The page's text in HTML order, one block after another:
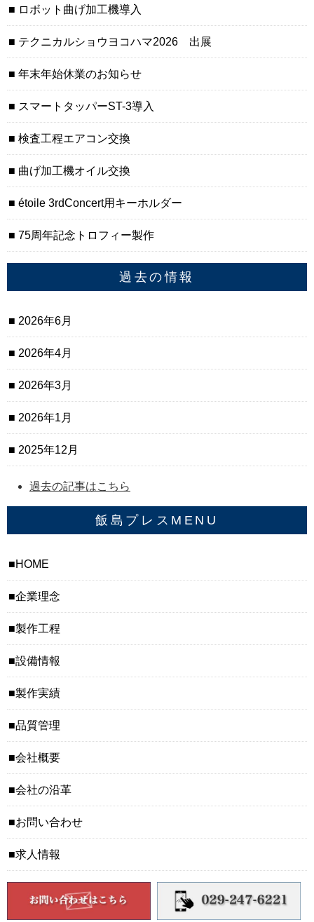
ロボット曲げ加工機導入
テクニカルショウヨコハマ2026 出展
年末年始休業のお知らせ
スマートタッパーST-3導入
検査工程エアコン交換
曲げ加工機オイル交換
étoile 3rdConcert用キーホルダー
75周年記念トロフィー製作
過去の情報
2026年6月
2026年4月
2026年3月
2026年1月
2025年12月
過去の記事はこちら
飯島プレスMENU
HOME
企業理念
製作工程
設備情報
製作実績
品質管理
会社概要
会社の沿革
お問い合わせ
求人情報